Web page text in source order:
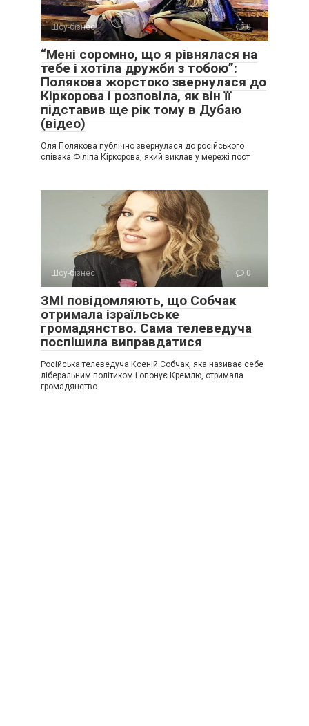
Шоу-бізнес 0
“Мені соромно, що я рівнялася на
тебе і хотіла дружби з тобою”:
Полякова жорстоко звернулася до
Кіркорова і розповіла, як він її
підставив ще рік тому в Дубаю
(відео)
Оля Полякова публічно звернулася до російського
співака Філіпа Кіркорова, який виклав у мережі пост
Шоу-бізнес 0
ЗМІ повідомляють, що Собчак
отримала ізраїльське
громадянство. Сама телеведуча
поспішила виправдатися
Російська телеведуча Ксеній Собчак, яка називає себе
ліберальним політиком і опонує Кремлю, отримала
громадянство